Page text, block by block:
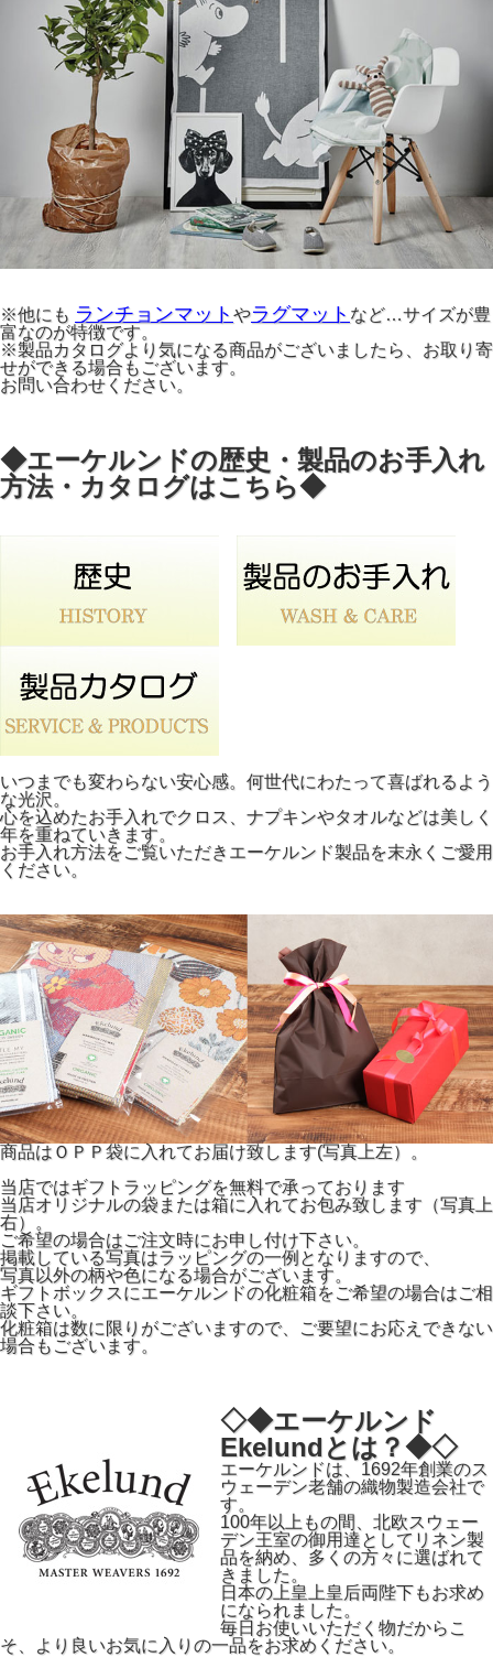
※他にも ランチョンマット やラグマット など…サイズが豊
富なのが特徴です。
※製品カタログより気になる商品がございましたら、お取り寄
せができる場合もございます。
お問い合わせください。
◆エーケルンドの歴史・製品のお手入れ
方法・カタログはこちら◆
いつまでも変わらない安心感。何世代にわたって喜ばれるよう
な光沢。
心を込めたお手入れでクロス、ナプキンやタオルなどは美しく
年を重ねていきます。
お手入れ方法をご覧いただきエーケルンド製品を末永くご愛用
ください。
商品はＯＰＰ袋に入れてお届け致します(写真上左）。
当店ではギフトラッピングを無料で承っております
当店オリジナルの袋または箱に入れてお包み致します（写真上
右）。
ご希望の場合はご注文時にお申し付け下さい。
掲載している写真はラッピングの一例となりますので、
写真以外の柄や色になる場合がございます。
ギフトボックスにエーケルンドの化粧箱をご希望の場合はご相
談下さい。
化粧箱は数に限りがございますので、ご要望にお応えできない
場合もございます。
◇◆エーケルンド
Ekelundとは？◆◇
エーケルンドは、1692年創業のス
ウェーデン老舗の織物製造会社で
す。
100年以上もの間、北欧スウェー
デン王室の御用達としてリネン製
品を納め、多くの方々に選ばれて
きました。
日本の上皇上皇后両陛下もお求め
になられました。
毎日お使いいただく物だからこ
そ、より良いお気に入りの一品をお求めください。